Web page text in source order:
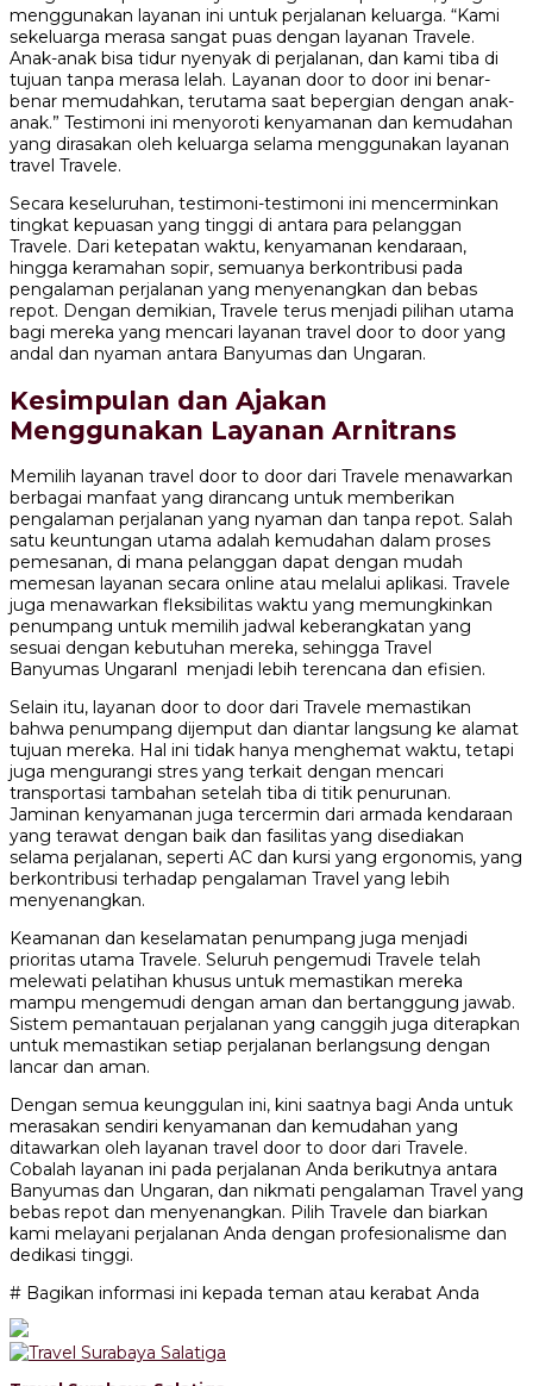
menggunakan layanan ini untuk perjalanan keluarga. “Kami
sekeluarga merasa sangat puas dengan layanan Travele.
Anak-anak bisa tidur nyenyak di perjalanan, dan kami tiba di
tujuan tanpa merasa lelah. Layanan door to door ini benar-
benar memudahkan, terutama saat bepergian dengan anak-
anak.” Testimoni ini menyoroti kenyamanan dan kemudahan
yang dirasakan oleh keluarga selama menggunakan layanan
travel Travele.
Secara keseluruhan, testimoni-testimoni ini mencerminkan
tingkat kepuasan yang tinggi di antara para pelanggan
Travele. Dari ketepatan waktu, kenyamanan kendaraan,
hingga keramahan sopir, semuanya berkontribusi pada
pengalaman perjalanan yang menyenangkan dan bebas
repot. Dengan demikian, Travele terus menjadi pilihan utama
bagi mereka yang mencari layanan travel door to door yang
andal dan nyaman antara Banyumas dan Ungaran.
Kesimpulan dan Ajakan
Menggunakan Layanan Arnitrans
Memilih layanan travel door to door dari Travele menawarkan
berbagai manfaat yang dirancang untuk memberikan
pengalaman perjalanan yang nyaman dan tanpa repot. Salah
satu keuntungan utama adalah kemudahan dalam proses
pemesanan, di mana pelanggan dapat dengan mudah
memesan layanan secara online atau melalui aplikasi. Travele
juga menawarkan fleksibilitas waktu yang memungkinkan
penumpang untuk memilih jadwal keberangkatan yang
sesuai dengan kebutuhan mereka, sehingga Travel
Banyumas Ungaranl menjadi lebih terencana dan efisien.
Selain itu, layanan door to door dari Travele memastikan
bahwa penumpang dijemput dan diantar langsung ke alamat
tujuan mereka. Hal ini tidak hanya menghemat waktu, tetapi
juga mengurangi stres yang terkait dengan mencari
transportasi tambahan setelah tiba di titik penurunan.
Jaminan kenyamanan juga tercermin dari armada kendaraan
yang terawat dengan baik dan fasilitas yang disediakan
selama perjalanan, seperti AC dan kursi yang ergonomis, yang
berkontribusi terhadap pengalaman Travel yang lebih
menyenangkan.
Keamanan dan keselamatan penumpang juga menjadi
prioritas utama Travele. Seluruh pengemudi Travele telah
melewati pelatihan khusus untuk memastikan mereka
mampu mengemudi dengan aman dan bertanggung jawab.
Sistem pemantauan perjalanan yang canggih juga diterapkan
untuk memastikan setiap perjalanan berlangsung dengan
lancar dan aman.
Dengan semua keunggulan ini, kini saatnya bagi Anda untuk
merasakan sendiri kenyamanan dan kemudahan yang
ditawarkan oleh layanan travel door to door dari Travele.
Cobalah layanan ini pada perjalanan Anda berikutnya antara
Banyumas dan Ungaran, dan nikmati pengalaman Travel yang
bebas repot dan menyenangkan. Pilih Travele dan biarkan
kami melayani perjalanan Anda dengan profesionalisme dan
dedikasi tinggi.
# Bagikan informasi ini kepada teman atau kerabat Anda